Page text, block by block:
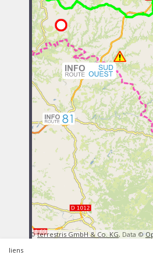
WMS ©terrestris GmbH & Co. KG, Data ©
liens